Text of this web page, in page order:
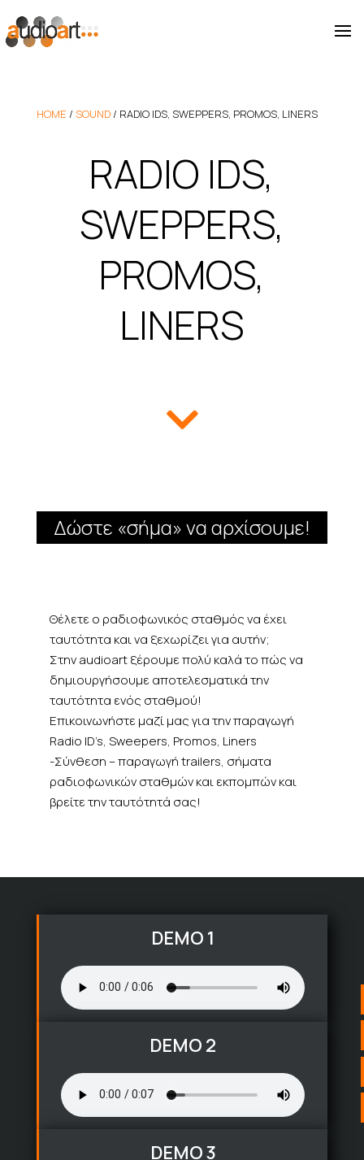
HOME / SOUND/ RADIO IDS, SWEPPERS, PROMOS, LINERS
RADIO IDS,
SWEPPERS,
PROMOS,
LINERS

Δώστε «σήμα» να αρχίσουμε!
Θέλετε ο ραδιοφωνικός σταθμός να έχει
ταυτότητα και να ξεχωρίζει για αυτήν;
Στην audioart ξέρουμε πολύ καλά το πώς να
δημιουργήσουμε αποτελεσματικά την
ταυτότητα ενός σταθμού!
Επικοινωνήστε μαζί μας για την παραγωγή
Radio ID’s, Sweepers, Promos, Liners
-Σύνθεση – παραγωγή trailers, σήματα
ραδιοφωνικών σταθμών και εκπομπών και
βρείτε την ταυτότητά σας!
DEMO 1
DEMO 2
DEMO 3